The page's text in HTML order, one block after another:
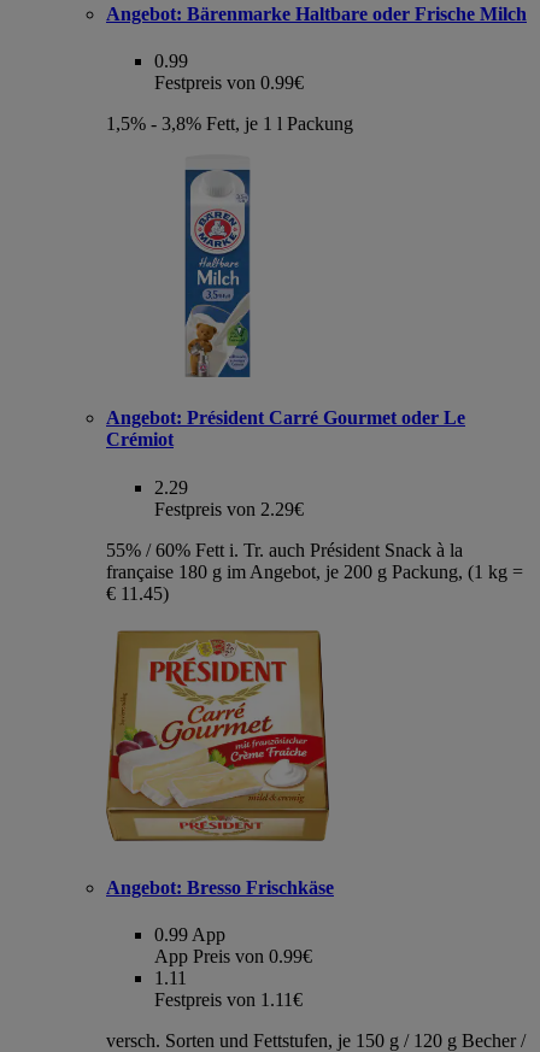
Angebot: Bärenmarke Haltbare oder Frische Milch
0.99
Festpreis von 0.99€
1,5% - 3,8% Fett, je 1 l Packung
Angebot: Président Carré Gourmet oder Le
Crémiot
2.29
Festpreis von 2.29€
55% / 60% Fett i. Tr. auch Président Snack à la
française 180 g im Angebot, je 200 g Packung, (1 kg =
€ 11.45)
Angebot: Bresso Frischkäse
0.99 App
App Preis von 0.99€
1.11
Festpreis von 1.11€
versch. Sorten und Fettstufen, je 150 g / 120 g Becher /